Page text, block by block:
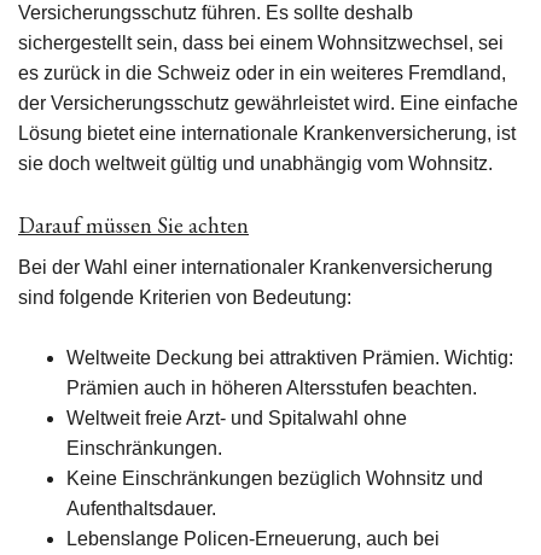
Versicherungsschutz führen. Es sollte deshalb
sichergestellt sein, dass bei einem Wohnsitzwechsel, sei
es zurück in die Schweiz oder in ein weiteres Fremdland,
der Versicherungsschutz gewährleistet wird. Eine einfache
Lösung bietet eine internationale Krankenversicherung, ist
sie doch weltweit gültig und unabhängig vom Wohnsitz.
Darauf müssen Sie achten
Bei der Wahl einer internationaler Krankenversicherung
sind folgende Kriterien von Bedeutung:
Weltweite Deckung bei attraktiven Prämien. Wichtig:
Prämien auch in höheren Altersstufen beachten.
Weltweit freie Arzt- und Spitalwahl ohne
Einschränkungen.
Keine Einschränkungen bezüglich Wohnsitz und
Aufenthaltsdauer.
Lebenslange Policen-Erneuerung, auch bei